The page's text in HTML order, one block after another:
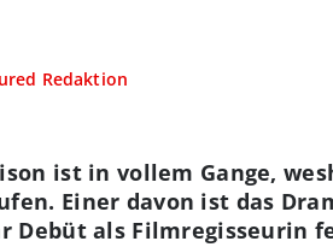
Redaktion
ist in vollem Gange,
Einer davon ist das
Debüt als Filmregisseurin